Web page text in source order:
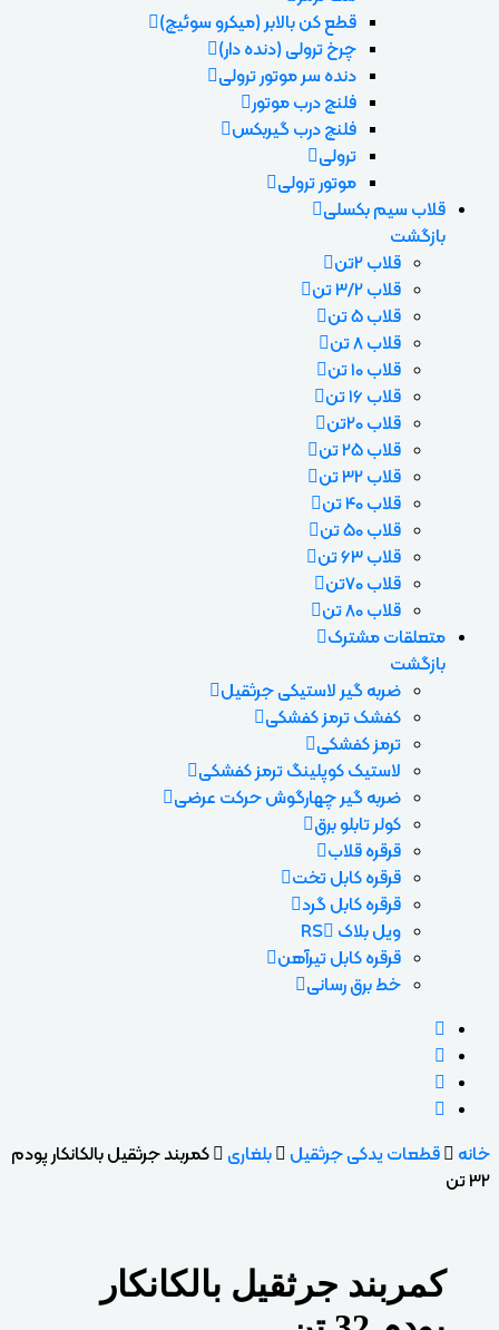
قطع کن بالابر (میکرو سوئیچ)
چرخ ترولی (دنده دار)
دنده سر موتور ترولی
فلنچ درب موتور
فلنچ درب گیربکس
ترولی
موتور ترولی
قلاب سیم بکسلی
بازگشت
قلاب 2تن
قلاب 3/2 تن
قلاب 5 تن
قلاب 8 تن
قلاب 10 تن
قلاب 16 تن
قلاب 20تن
قلاب 25 تن
قلاب 32 تن
قلاب 40 تن
قلاب 50 تن
قلاب 63 تن
قلاب 70تن
قلاب 80 تن
متعلقات مشترک
بازگشت
ضربه گیر لاستیکی جرثقیل
کفشک ترمز کفشکی
ترمز کفشکی
لاستیک کوپلینگ ترمز کفشکی
ضربه گیر چهارگوش حرکت عرضی
کولر تابلو برق
قرقره قلاب
قرقره کابل تخت
قرقره کابل گرد
ویل بلاک RS
قرقره کابل تیرآهن
خط برق رسانی
خانه قطعات یدکی جرثقیل بلغاری
کمربند جرثقیل بالکانکار پودم
32 تن
کمربند جرثقیل بالکانکار